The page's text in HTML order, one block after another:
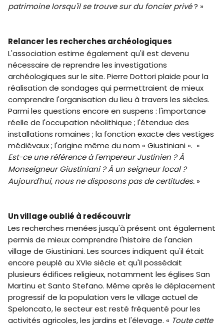
patrimoine lorsqu'il se trouve sur du foncier privé? »
Relancer les recherches archéologiques
L'association estime également qu'il est devenu
nécessaire de reprendre les investigations
archéologiques sur le site. Pierre Dottori plaide pour la
réalisation de sondages qui permettraient de mieux
comprendre l'organisation du lieu à travers les siècles.
Parmi les questions encore en suspens : l'importance
réelle de l'occupation néolithique ; l'étendue des
installations romaines ; la fonction exacte des vestiges
médiévaux ; l'origine même du nom « Giustiniani ». «
Est-ce une référence à l'empereur Justinien ? À
Monseigneur Giustiniani ? À un seigneur local ?
Aujourd'hui, nous ne disposons pas de certitudes. »
Un village oublié à redécouvrir
Les recherches menées jusqu'à présent ont également
permis de mieux comprendre l'histoire de l'ancien
village de Giustiniani. Les sources indiquent qu'il était
encore peuplé au XVIe siècle et qu'il possédait
plusieurs édifices religieux, notamment les églises San
Martinu et Santo Stefano. Même après le déplacement
progressif de la population vers le village actuel de
Speloncato, le secteur est resté fréquenté pour les
activités agricoles, les jardins et l'élevage. « Toute cette